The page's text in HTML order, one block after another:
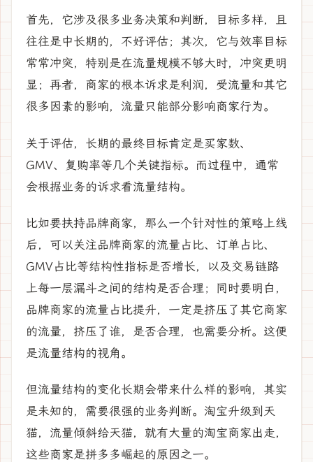
首先，它涉及很多业务决策和判断，目标多样，且
往往是中长期的，不好评估；其次，它与效率目标
常常冲突，特别是在流量规模不够大时，冲突更明
显；再者，商家的根本诉求是利润，受流量和其它
很多因素的影响，流量只能部分影响商家行为。
关于评估，长期的最终目标肯定是买家数、
GMV、复购率等几个关键指标。而过程中，通常
会根据业务的诉求看流量结构。
比如要扶持品牌商家，那么一个针对性的策略上线
后，可以关注品牌商家的流量占比、订单占比、
GMV占比等结构性指标是否增长，以及交易链路
上每一层漏斗之间的结构是否合理；同时要明白，
品牌商家的流量占比提升，一定是挤压了其它商家
的流量，挤压了谁，是否合理，也需要分析。这便
是流量结构的视角。
但流量结构的变化长期会带来什么样的影响，其实
是未知的，需要很强的业务判断。淘宝升级到天
猫，流量倾斜给天猫，就有大量的淘宝商家出走，
这些商家是拼多多崛起的原因之一。